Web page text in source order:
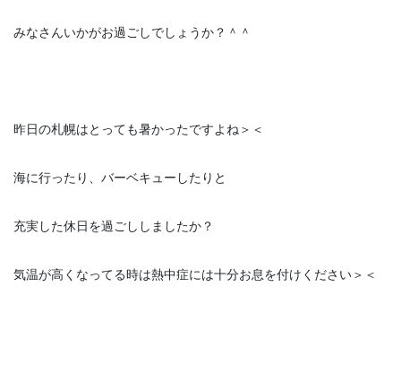
みなさんいかがお過ごしでしょうか？＾＾
昨日の札幌はとっても暑かったですよね＞＜
海に行ったり、バーベキューしたりと
充実した休日を過ごししましたか？
気温が高くなってる時は熱中症には十分お息を付けください＞＜